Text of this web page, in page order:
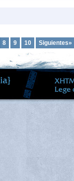
8 9 10 Siguientes»